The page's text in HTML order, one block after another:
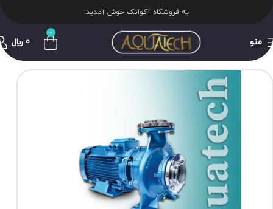
به فروشگاه آکواتک خوش آمدید.
منو
0
0 ﷼